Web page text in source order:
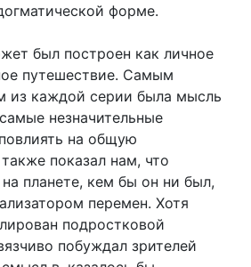
форме.
был построен как личное
путешествие. Самым
из каждой серии была мысль
незначительные
на общую
показал нам, что
планете, кем бы он ни был,
перемен. Хотя
подростковой
побуждал зрителей